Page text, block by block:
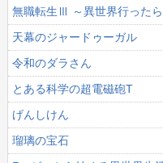
無職転生Ⅲ ～異世界行った
天幕のジャードゥーガル
令和のダラさん
とある科学の超電磁砲T
げんしけん
瑠璃の宝石